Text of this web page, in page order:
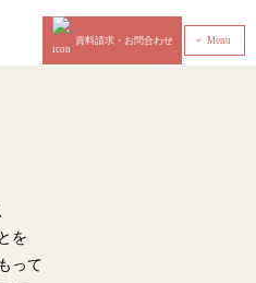
資料請求・お問合わせ ‹ Menu
を
って